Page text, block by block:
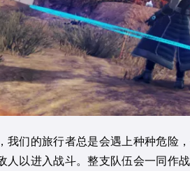
我们的旅行者总是会遇上种种危险
人以进入战斗。整支队伍会一同作
码
码